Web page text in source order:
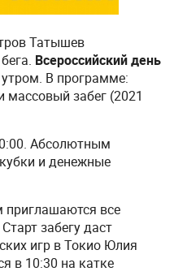
Татышев
Всероссийский день
утром. В программе:
массовый забег (2021
Абсолютным
и денежные
приглашаются все
забегу даст
игр в Токио Юлия
в 10:30 на катке